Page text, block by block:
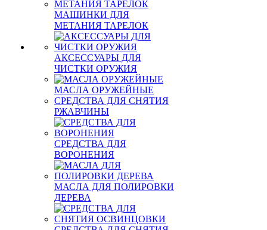
МАШИНКИ ДЛЯ
МЕТАНИЯ ТАРЕЛОК
АКСЕССУАРЫ ДЛЯ
ЧИСТКИ ОРУЖИЯ
МАСЛА ОРУЖЕЙНЫЕ
СРЕДСТВА ДЛЯ СНЯТИЯ
РЖАВЧИНЫ
СРЕДСТВА ДЛЯ
ВОРОНЕНИЯ
МАСЛА ДЛЯ ПОЛИРОВКИ
ДЕРЕВА